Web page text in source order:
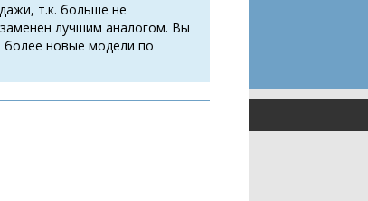
т.к. больше не
лучшим аналогом. Вы
более новые модели по